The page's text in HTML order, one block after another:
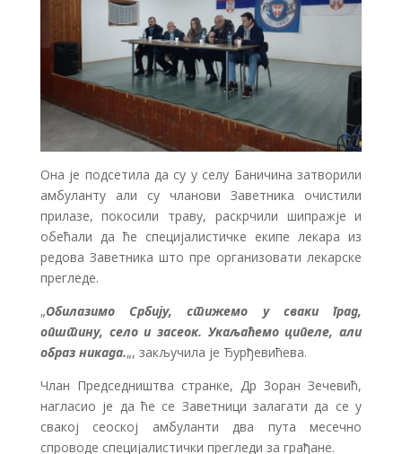
Она је подсетила да су у селу Баничина затворили
амбуланту али су чланови Заветника очистили
прилазе, покосили траву, раскрчили шипражје и
обећали да ће специјалистичке екипе лекара из
редова Заветника што пре организовати лекарске
прегледе.
„Обилазимо Србију, стижемо у сваки град,
општину, село и засеок. Укаљаћемо ципеле, али
образ никада.„, закључила је Ђурђевићева.
Члан Председништва странке, Др Зоран Зечевић,
нагласио је да ће се Заветници залагати да се у
свакој сеоској амбуланти два пута месечно
спроводе специјалистички прегледи за грађане.